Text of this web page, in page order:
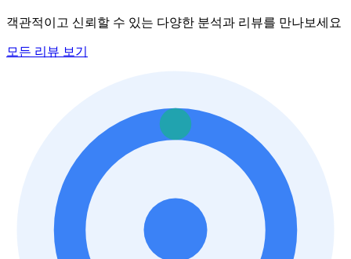
객관적이고 신뢰할 수 있는 다양한 분석과 리뷰를 만나보세요
모든 리뷰 보기